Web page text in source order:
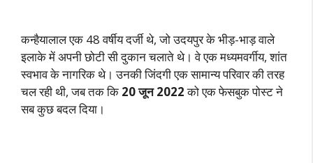
कन्हैयालाल एक 48 वर्षीय दर्जी थे, जो उदयपुर के भीड़-भाड़ वाले
इलाके में अपनी छोटी सी दुकान चलाते थे। वे एक मध्यमवर्गीय, शांत
स्वभाव के नागरिक थे। उनकी जिंदगी एक सामान्य परिवार की तरह
चल रही थी, जब तक कि 20 जून 2022को एक फेसबुक पोस्ट ने
सब कुछ बदल दिया।